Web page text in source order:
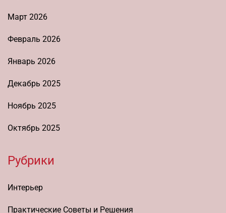
Март 2026
Февраль 2026
Январь 2026
Декабрь 2025
Ноябрь 2025
Октябрь 2025
Рубрики
Интерьер
Практические Советы и Решения